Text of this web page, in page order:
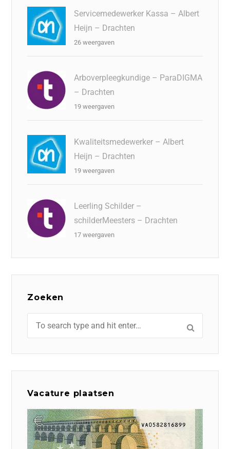
Servicemedewerker Kassa – Albert
Heijn – Drachten
26 weergaven
Arboverpleegkundige – ParaDIGMA
– Drachten
19 weergaven
Kwaliteitsmedewerker – Albert
Heijn – Drachten
19 weergaven
Leerling Schilder –
schilderMeesters – Drachten
17 weergaven
Zoeken
Vacature plaatsen